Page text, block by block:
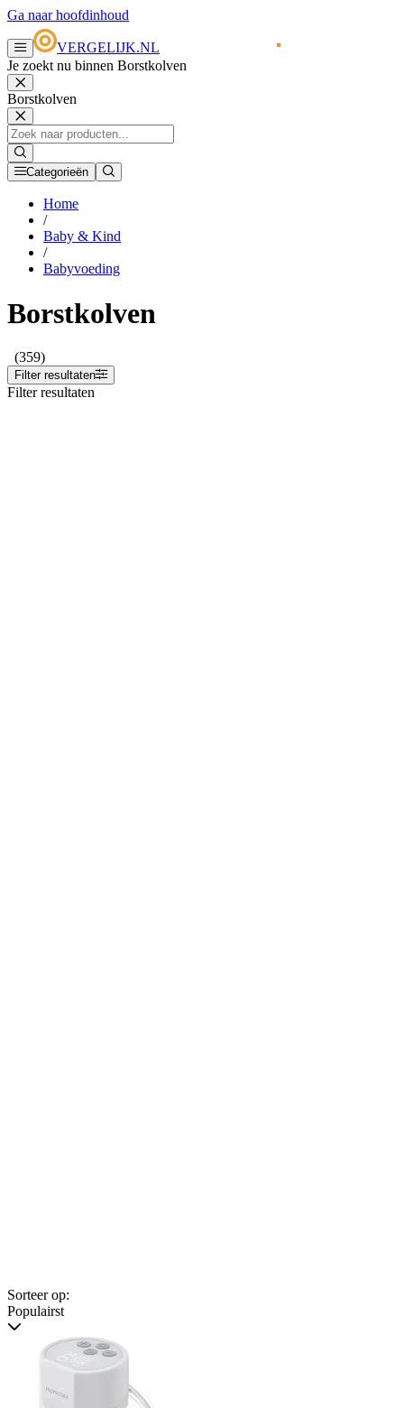
Ga naar hoofdinhoud
VERGELIJK.NL
Je zoekt nu binnen Borstkolven
Borstkolven
Categorieën
Home
/
Baby & Kind
/
Babyvoeding
Borstkolven
(359)
Filter resultaten
Filter resultaten
Sorteer op:
Populairst